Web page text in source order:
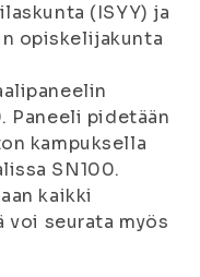
(ISYY) ja
opiskelijakunta
Paneeli pidetään
kampuksella
SN100.
kaikki
seurata myös